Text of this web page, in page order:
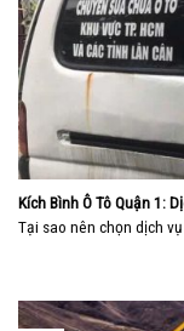
Kích Bình Ô Tô Quận 1:
Tại sao nên chọn dịch